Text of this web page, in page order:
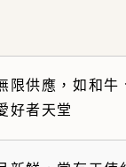
限供應，如和牛
好者天堂